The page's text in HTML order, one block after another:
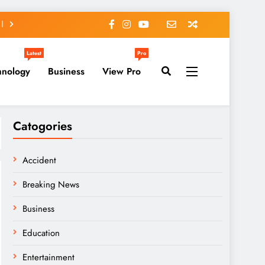
Latest
Business View Pro
Pro
Catogories
Accident
Breaking News
Business
Education
Entertainment